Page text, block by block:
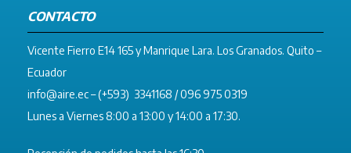
CONTACTO
Vicente Fierro E14 165 y Manrique Lara. Los Granados. Quito –
Ecuador
info@aire.ec– (+593) 3341168 / 096 975 0319
Lunes a Viernes 8:00 a 13:00 y 14:00 a 17:30.